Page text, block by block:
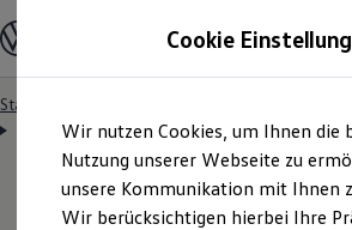
Hauptinhalt
springen
Footer
springen
Modelle & Konfigurator
Nutzfahrzeugkategorien
Modelle konfigurieren
Vorgängermodelle und
Vorgängermodelle
Oldtimer
Bulli Historie
Branchenlösungen &
Startseite
Lizenzhinweise Dritter – MITNFA
Cookie
Wir nutzen Cookies, um Ihnen die
Nutzung unserer Webseite zu
unsere Kommunikation mit Ihnen
Wir berücksichtigen hierbei Ihre